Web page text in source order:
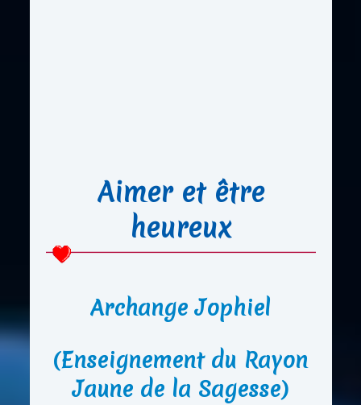
Aimer et être
heureux
Archange Jophiel
(Enseignement du Rayon
Jaune de la Sagesse)